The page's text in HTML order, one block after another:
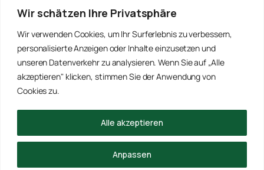
Wir schätzen Ihre Privatsphäre
Wir verwenden Cookies, um Ihr Surferlebnis zu verbessern,
personalisierte Anzeigen oder Inhalte einzusetzen und
unseren Datenverkehr zu analysieren. Wenn Sie auf „Alle
akzeptieren" klicken, stimmen Sie der Anwendung von
Cookies zu.
Anpassen
Alle akzeptieren
Mo – Fr 8 – 18 Uhr
EMPFOHLENE PARTNER
WinRei24 Dienstleistungen
Winterdienst Profi NRW
Winterdienst Niedersachsen
Winterdienst Hansa
Winterdienst Freitag
© 2026 Schädlingsbekämpfung Kraft · Alle Rechte vorbehalten